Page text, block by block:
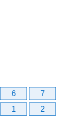
6
7
1
2